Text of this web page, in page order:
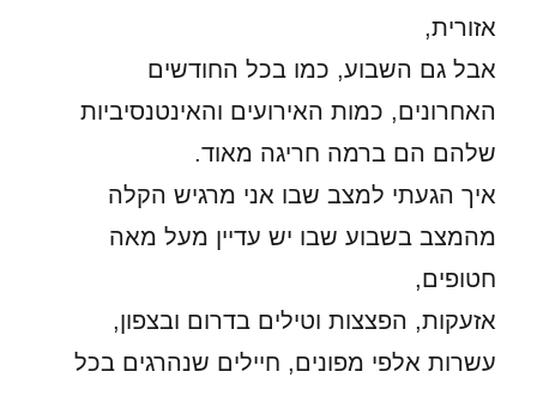
אזורית,
אבל גם השבוע, כמו בכל החודשים
האחרונים, כמות האירועים והאינטנסיביות
שלהם הם ברמה חריגה מאוד.
איך הגעתי למצב שבו אני מרגיש הקלה
מהמצב בשבוע שבו יש עדיין מעל מאה
חטופים,
אזעקות, הפצצות וטילים בדרום ובצפון,
עשרות אלפי מפונים, חיילים שנהרגים בכל